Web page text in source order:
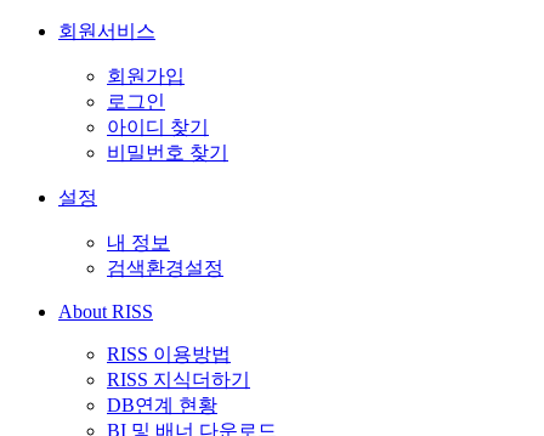
회원서비스
회원가입
로그인
아이디 찾기
비밀번호 찾기
설정
내 정보
검색환경설정
About RISS
RISS 이용방법
RISS 지식더하기
DB연계 현황
BI 및 배너 다운로드